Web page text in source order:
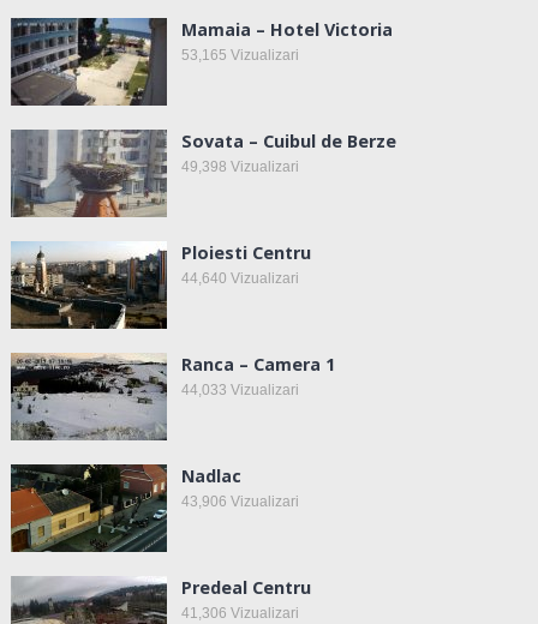
Mamaia – Hotel Victoria
53,165 Vizualizari
Sovata – Cuibul de Berze
49,398 Vizualizari
Ploiesti Centru
44,640 Vizualizari
Ranca – Camera 1
44,033 Vizualizari
Nadlac
43,906 Vizualizari
Predeal Centru
41,306 Vizualizari